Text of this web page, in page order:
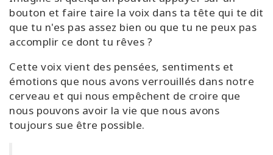
Bars
mondiale
CONTACT
RECHERCHE
bouton et faire taire la voix dans ta tête qui te dit
que tu n'es pas assez bien ou que tu ne peux pas
accomplir ce dont tu rêves ?
Cette voix vient des pensées, sentiments et
émotions que nous avons verrouillés dans notre
cerveau et qui nous empêchent de croire que
nous pouvons avoir la vie que nous avons
toujours sue être possible.